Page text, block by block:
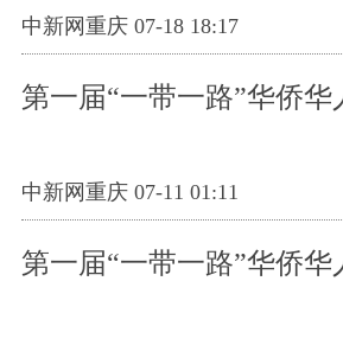
走一走
中新网重庆 07-18 18:17
第一届“一带一路”华侨
中新网重庆 07-11 01:11
第一届“一带一路”华侨